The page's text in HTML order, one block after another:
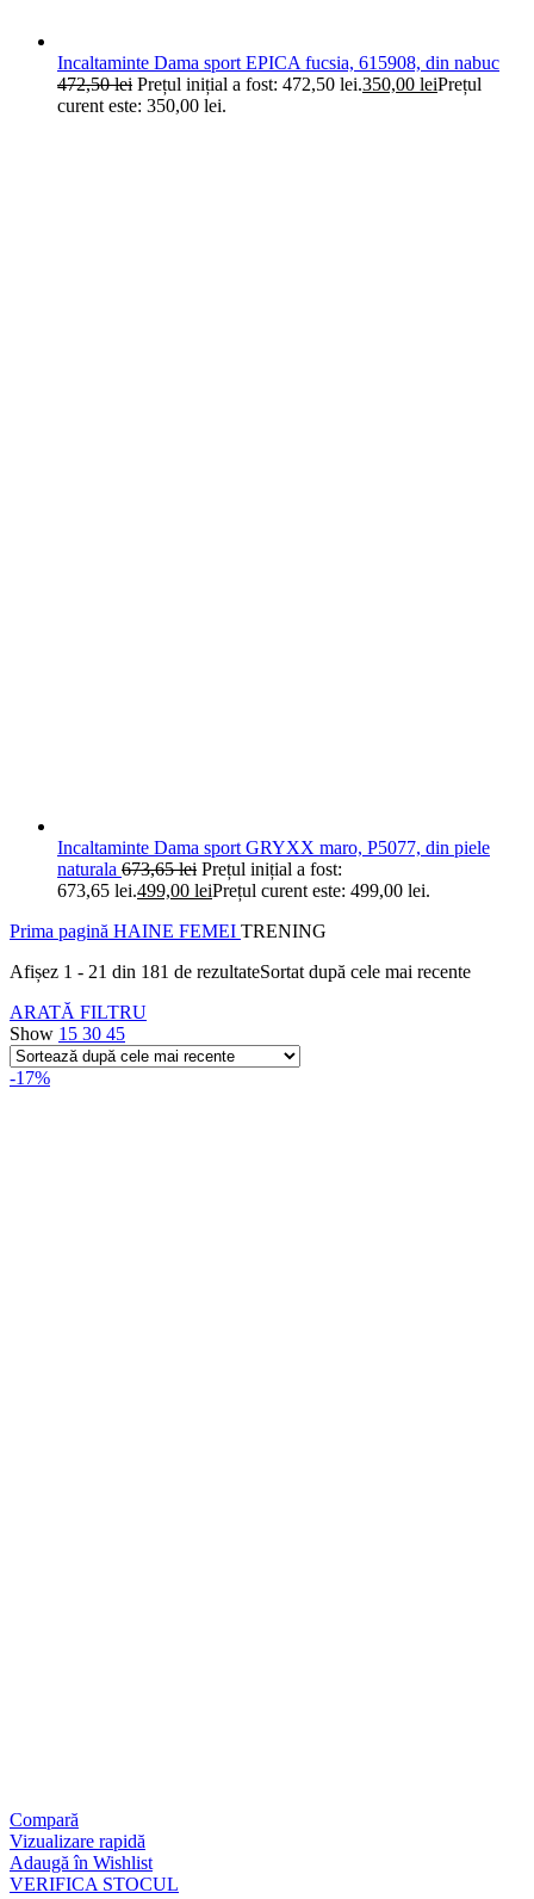
Incaltaminte Dama sport EPICA fucsia, 615908, din nabuc
472,50lei Prețul inițial a fost: 472,50 lei.350,00 leiPrețul
curent este: 350,00 lei.
Incaltaminte Dama sport GRYXX maro, P5077, din piele
naturala 673,65lei Prețul inițial a fost:
673,65 lei.499,00 leiPrețul curent este: 499,00 lei.
Prima pagină HAINE FEMEI TRENING
Afișez 1 - 21 din 181 de rezultateSortat după cele mai recente
ARATĂ FILTRU
Show 15 30 45
-17%
Compară
Vizualizare rapidă
Adaugă în Wishlist
VERIFICA STOCUL